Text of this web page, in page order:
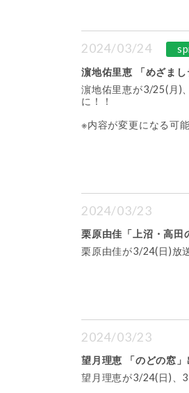
2024/03/24
濵地佑里恵 「めざまし
濵地佑里恵が3/25(月)
に！！
※内容が変更になる可
2024/03/23
栗原由佳「上沼・高田
栗原由佳が3/24(日)放
2024/03/23
望月理恵 「のどの窓」
望月理恵が3/24(日)、